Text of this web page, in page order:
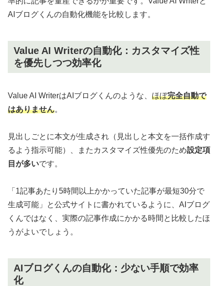
AIブログくんの自動化機能を比較します。
Value AI Writerの自動化：カスタマイズ性
を優先しつつ効率化
Value AI WriterはAIブログくんのような、 ほぼ完全自動で
はありません。
見出しごとに本文が生成され（見出しと本文を一括作成す
るよう指示可能）、またカスタマイズ性優先のため設定項
目が多いです。
「1記事あたり5時間以上かかっていた記事が最短30分で
生成可能」と公式サイトに書かれているように、AIブログ
くんではなく、実際の記事作成にかかる時間と比較したほ
うがよいでしょう。
AIブログくんの自動化：少ない手順で効率
化